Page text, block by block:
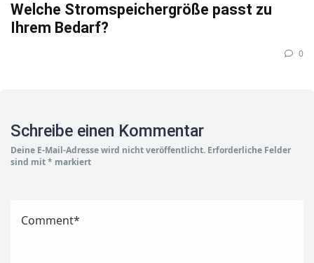
Welche Stromspeichergröße passt zu
Ihrem Bedarf?
0
Schreibe einen Kommentar
Deine E-Mail-Adresse wird nicht veröffentlicht. Erforderliche Felder
sind mit* markiert